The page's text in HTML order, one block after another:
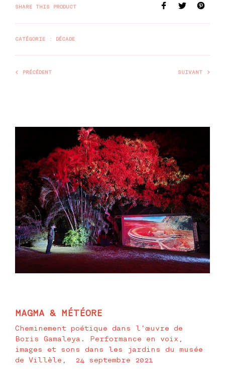
SHARE THIS PRODUCT
CATÉGORIE : DÉCADE
PRÉCÉDENT SUIVANT
MAGMA & MÉTÉORE
Cheminement poétique dans l’œuvre de
Boris Gamaleya. Performance en voix,
images et sons dans les jardins du musée
de Villèle, 24 septembre 2021